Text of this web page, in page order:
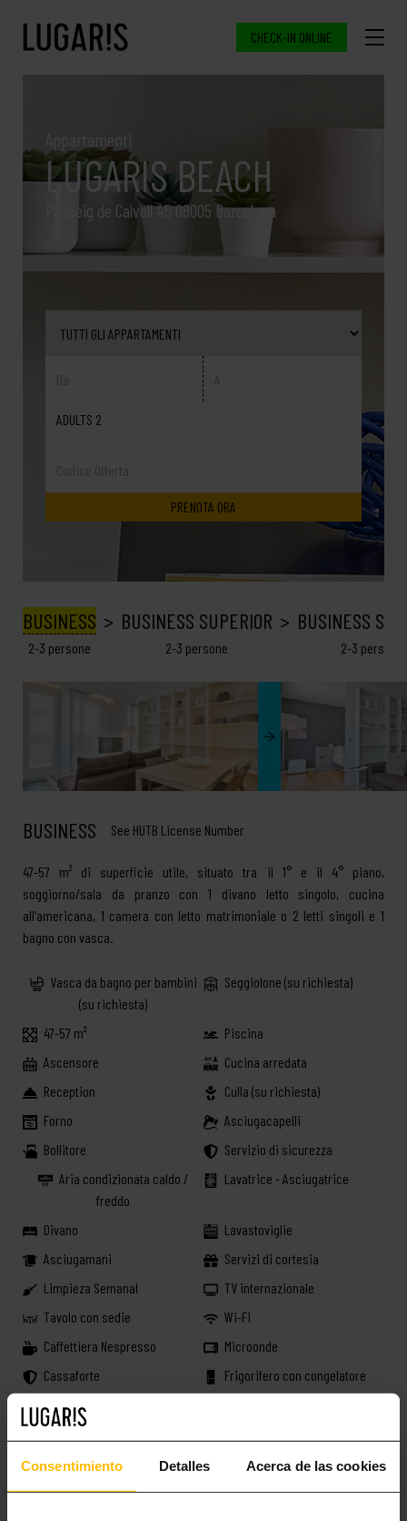
Consentimiento Detalles Acerca de las cookies
CHECK-IN ONLINE
Appartamenti
LUGARIS BEACH
Passeig de Calvell 45 08005 Barcelona
ADULTS 2
BUSINESS
2-3 persone
BUSINESS SUPERIOR
2-3 persone
BUSINESS
2-3 persone
BUSINESS See HUTB License Number
47-57 m² di superficie utile, situato tra il 1° e il 4° piano,
soggiorno/sala da pranzo con 1 divano letto singolo, cucina
all'americana, 1 camera con letto matrimoniale o 2 letti singoli e 1
bagno con vasca.
(su richiesta)
Seggiolone (su richiesta)
47-57 m²
Piscina
Ascensore
Cucina arredata
Reception
Culla (su richiesta)
Forno
Asciugacapelli
Bollitore
Servizio di sicurezza
freddo
Lavatrice - Asciugatrice
Divano
Lavastoviglie
Asciugamani
Servizi di cortesia
Limpieza Semanal
TV internazionale
Tavolo con sedie
Wi-Fi
Caffettiera Nespresso
Microonde
Cassaforte
Frigorifero con congelatore
Letto matromoniale